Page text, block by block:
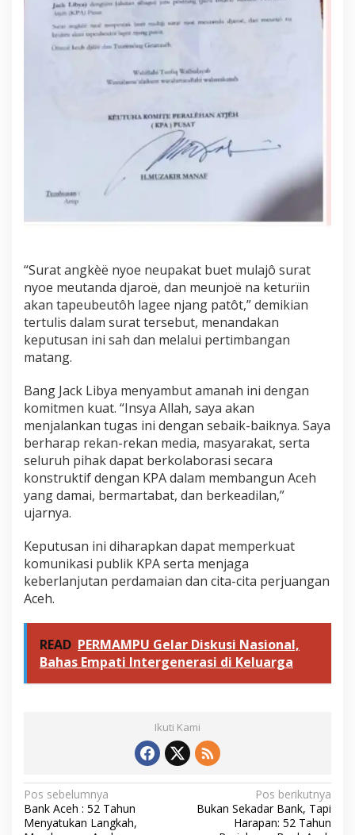
“Surat angkèë nyoe neupakat buet mulajô surat
nyoe meutanda djaroë, dan meunjoë na keturïin
akan tapeubeutôh lagee njang patôt,” demikian
tertulis dalam surat tersebut, menandakan
keputusan ini sah dan melalui pertimbangan
matang.
Bang Jack Libya menyambut amanah ini dengan
komitmen kuat. “Insya Allah, saya akan
menjalankan tugas ini dengan sebaik-baiknya. Saya
berharap rekan-rekan media, masyarakat, serta
seluruh pihak dapat berkolaborasi secara
konstruktif dengan KPA dalam membangun Aceh
yang damai, bermartabat, dan berkeadilan,”
ujarnya.
Keputusan ini diharapkan dapat memperkuat
komunikasi publik KPA serta menjaga
keberlanjutan perdamaian dan cita-cita perjuangan
Aceh.
READ PERMAMPU Gelar Diskusi Nasional,
Bahas Empati Intergenerasi di Keluarga
Ikuti Kami
N
a
Pos sebelumnya
Bank Aceh : 52 Tahun
Menyatukan Langkah,
Pos berikutnya
Bukan Sekadar Bank, Tapi
Harapan: 52 Tahun